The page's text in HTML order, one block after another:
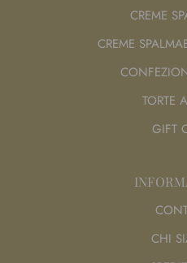
CREME
CREME
TORTE
GIFT
CHI